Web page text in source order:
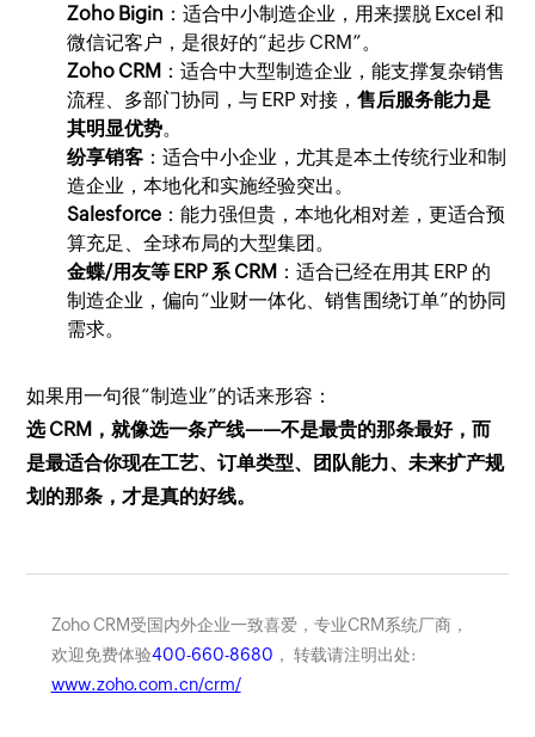
Zoho Bigin ：适合中小制造企业，用来摆脱 Excel 和
微信记客户，是很好的“起步 CRM”。
Zoho CRM ：适合中大型制造企业，能支撑复杂销售
流程、多部门协同，与 ERP 对接，售后服务能力是
其明显优势。
纷享销客 ：适合中小企业，尤其是本土传统行业和制
造企业，本地化和实施经验突出。
Salesforce ：能力强但贵，本地化相对差，更适合预
算充足、全球布局的大型集团。
金蝶/用友等 ERP 系 CRM ：适合已经在用其 ERP 的
制造企业，偏向“业财一体化、销售围绕订单”的协同
需求。
如果用一句很“制造业”的话来形容：
选 CRM，就像选一条产线——不是最贵的那条最好，而
是最适合你现在工艺、订单类型、团队能力、未来扩产规
划的那条，才是真的好线。
Zoho CRM受国内外企业一致喜爱，专业CRM系统厂商，
欢迎免费体验400-660-8680 ， 转载请注明出处:
www.zoho.com.cn/crm/